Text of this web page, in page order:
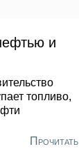
и
топливо,
Прочитать